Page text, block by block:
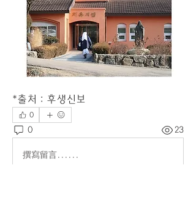
*출처 : 후생신보
0
0 23
撰寫留言......